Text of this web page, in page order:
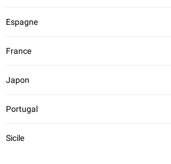
Espagne
France
Japon
Portugal
Sicile